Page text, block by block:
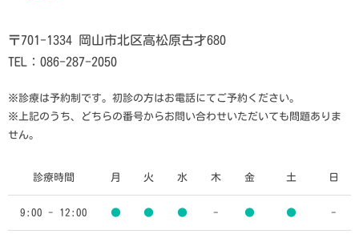
〒701-1334 岡山市北区高松原古才680
TEL：086-287-2050
※診療は予約制です。初診の方はお電話にてご予約ください。
※上記のうち、どちらの番号からお問い合わせいただいても問題ありま
せん。
診療時間 月 火 水 木 金 土 日
9:00 - 12:00 ● ● ● - ● ● -